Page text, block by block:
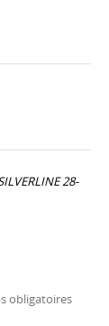
28-
obligatoires